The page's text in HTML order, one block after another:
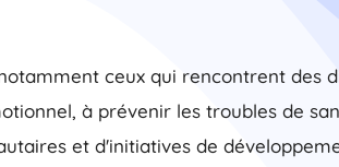
ceux qui rencontrent des
à prévenir les troubles de
et d'initiatives de